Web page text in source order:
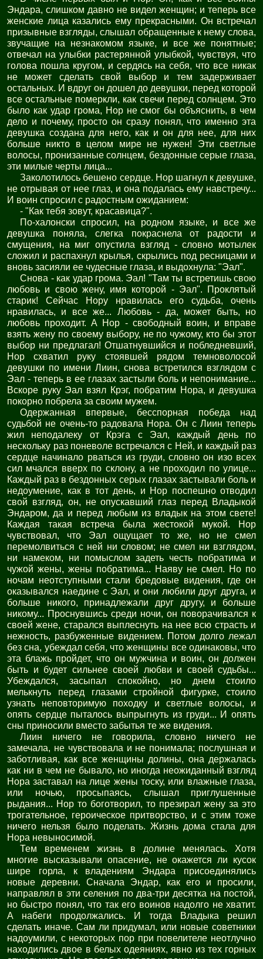
Эндара, слишком давно не видел женщин; и теперь все
женские лица казались ему прекрасными. Он встречал
призывные взгляды, слышал обращенные к нему слова,
звучащие на незнакомом языке, и все же понятные;
отвечал на улыбки растерянной улыбкой, чувствуя, что
голова пошла кругом, и сердясь на себя, что все никак
не может сделать свой выбор и тем задерживает
остальных. И вдруг он дошел до девушки, перед которой
все остальные померкли, как свечи перед солнцем. Это
было как удар грома, Нор не смог бы объяснить, в чем
дело и почему, просто он сразу понял, что именно эта
девушка создана для него, как и он для нее, для них
больше никто в целом мире не нужен! Эти светлые
волосы, пронизанные солнцем, бездонные серые глаза,
эти милые черты лица...
Заколотилось бешено сердце. Нор шагнул к девушке,
не отрывая от нее глаз, и она подалась ему навстречу...
И воин спросил с радостным ожиданием:
- "Как тебя зовут, красавица?".
По-халонски спросил, на родном языке, и все же
девушка поняла, слегка покраснела от радости и
смущения, на миг опустила взгляд - словно мотылек
сложил и распахнул крылья, скрылись под ресницами и
вновь засияли ее чудесные глаза, и выдохнула: "Эал".
Снова - как удар грома. Эал! "Там ты встретишь свою
любовь и свою жену, имя которой - Эал". Проклятый
старик! Сейчас Нору нравилась его судьба, очень
нравилась, и все же... Любовь - да, может быть, но
любовь проходит. А Нор - свободный воин, и вправе
взять жену по своему выбору, не по чужому, кто бы этот
выбор ни предлагал! Отшатнувшийся и побледневший,
Нор схватил руку стоявшей рядом темноволосой
девушки по имени Лиин, снова встретился взглядом с
Эал - теперь в ее глазах застыли боль и непонимание...
Вскоре руку Эал взял Крэг, побратим Нора, и девушка
покорно побрела за своим мужем.
Одержанная впервые, бесспорная победа над
судьбой не очень-то радовала Нора. Он с Лиин теперь
жил неподалеку от Крэга с Эал, каждый день по
нескольку раз поневоле встречался с Ней, и каждый раз
сердце начинало рваться из груди, словно он изо всех
сил мчался вверх по склону, а не проходил по улице...
Каждый раз в бездонных серых глазах застывали боль и
недоумение, как в тот день, и Нор поспешно отводил
свой взгляд, он, не опускавший глаз перед Владыкой
Эндаром, да и перед любым из владык на этом свете!
Каждая такая встреча была жестокой мукой. Нор
чувствовал, что Эал ощущает то же, но не смел
перемолвиться с ней ни словом; не смел ни взглядом,
ни намеком, ни помыслом задеть честь побратима и
чужой жены, жены побратима... Наяву не смел. Но по
ночам неотступными стали бредовые видения, где он
оказывался наедине с Эал, и они любили друг друга, и
больше никого, принадлежали друг другу, и больше
никому... Проснувшись среди ночи, он поворачивался к
своей жене, старался выплеснуть на нее всю страсть и
нежность, разбуженные видением. Потом долго лежал
без сна, убеждал себя, что женщины все одинаковы, что
эта блажь пройдет, что он мужчина и воин, он должен
быть и будет сильнее своей любви и своей судьбы...
Убеждался, засыпал спокойно, но днем стоило
мелькнуть перед глазами стройной фигурке, стоило
узнать неповторимую походку и светлые волосы, и
опять сердце пыталось выпрыгнуть из груди... И опять
сны приносили вместо забытья те же видения.
Лиин ничего не говорила, словно ничего не
замечала, не чувствовала и не понимала; послушная и
заботливая, как все женщины долины, она держалась
как ни в чем не бывало, но иногда неожиданный взгляд
Нора заставал на лице жены тоску, или влажные глаза,
или ночью, просыпаясь, слышал приглушенные
рыдания... Нор то боготворил, то презирал жену за это
трогательное, героическое притворство, и с этим тоже
ничего нельзя было поделать. Жизнь дома стала для
Нора невыносимой.
Тем временем жизнь в долине менялась. Хотя
многие высказывали опасение, не окажется ли кусок
шире горла, к владениям Эндара присоединялись
новые деревни. Сначала Эндар, как его и просили,
направлял в эти селения по два-три десятка на постой,
но быстро понял, что так его воинов надолго не хватит.
А набеги продолжались. И тогда Владыка решил
сделать иначе. Сам ли придумал, или новые советники
надоумили, с некоторых пор при повелителе неотлучно
находились двое в белых одеяниях, явно из тех горных